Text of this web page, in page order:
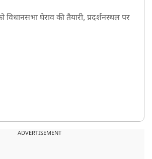
विधानसभा घेराव की तैयारी, प्रदर्शनस्थल पर
ADVERTISEMENT